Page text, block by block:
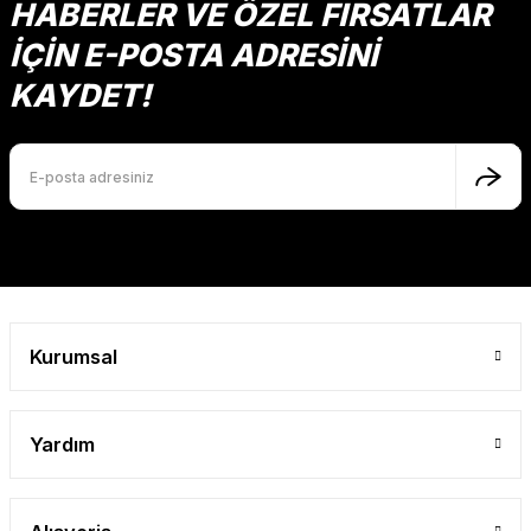
Mutlu Kids
624,00 TL
HABERLER VE ÖZEL FIRSATLAR
İÇİN E-POSTA ADRESİNİ
KAYDET!
Kurumsal
Yardım